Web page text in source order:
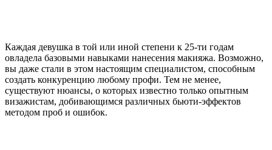
Каждая девушка в той или иной степени к 25-ти годам
овладела базовыми навыками нанесения макияжа. Возможно,
вы даже стали в этом настоящим специалистом, способным
создать конкуренцию любому профи. Тем не менее,
существуют нюансы, о которых известно только опытным
визажистам, добивающимся различных бьюти-эффектов
методом проб и ошибок.